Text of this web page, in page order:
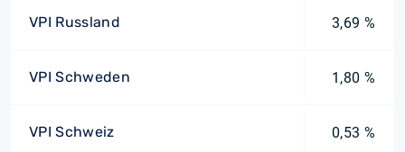
VPI Russland 3,69 %
VPI Schweden 1,80 %
VPI Schweiz 0,53 %